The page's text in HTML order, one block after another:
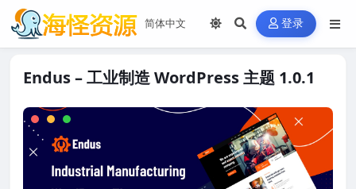
登录
Endus – 工业制造 WordPress 主题 1.0.1